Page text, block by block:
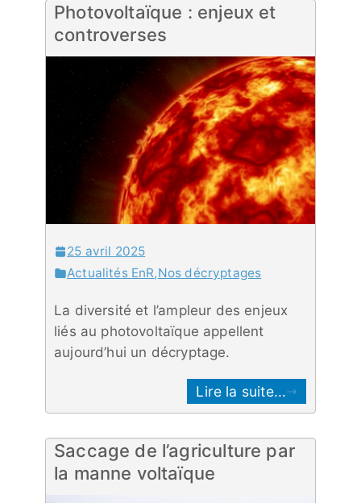
Photovoltaïque : enjeux et
controverses
25 avril 2025
Actualités EnR,Nos décryptages
La diversité et l’ampleur des enjeux
liés au photovoltaïque appellent
aujourd’hui un décryptage.
Lire la suite...
Saccage de l’agriculture par
la manne voltaïque